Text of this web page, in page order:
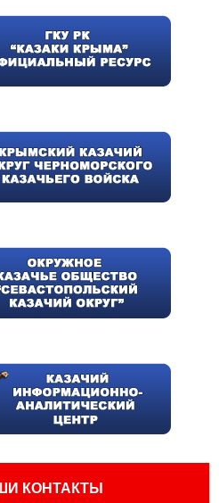
КОНТАКТЫ